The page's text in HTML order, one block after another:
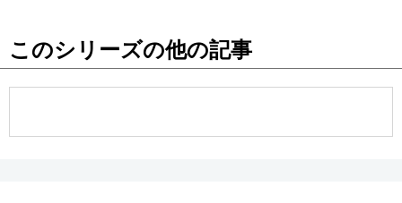
お知らせ
このシリーズの他の記事